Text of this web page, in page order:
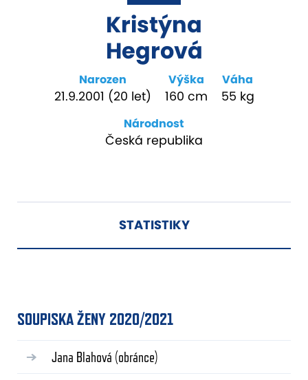
Kristýna
Hegrová
Narozen
21.9.2001 (20 let)
Výška
160 cm
Váha
55 kg
Národnost
Česká republika
STATISTIKY
SOUPISKA ŽENY 2020/2021
Jana Blahová (obránce)